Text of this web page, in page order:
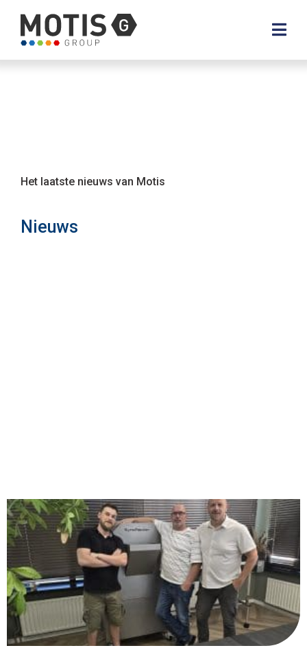
Het laatste nieuws van Motis
Nieuws